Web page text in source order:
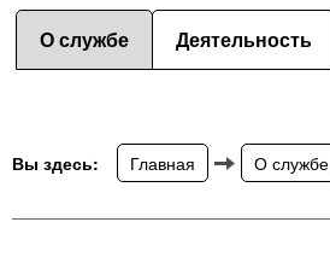
О службе Деятельность
Вы здесь: Главная О службе